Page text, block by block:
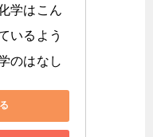
学はこん
いるよう
のはなし